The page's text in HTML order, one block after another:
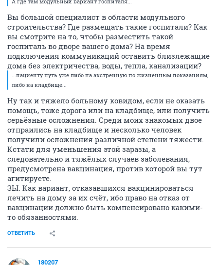
Вы большой специалист в области модульного
строительства? Где размещать такие госпитали? Как
вы смотрите на то, чтобы разместить такой
госпиталь во дворе вашего дома? На время
подключения коммуникаций оставить близлежащие
дома без электричества, воды, тепла, канализации?
...пациенту путь уже либо на экстренную по жизненным показаниям,
либо на кладбище...
Ну так и тяжело больному ковидом, если не оказать
помощь, тоже дорога или на кладбище, или получить
серьёзные осложнения. Среди моих знакомых двое
отпраились на кладбище и несколько человек
получили осложнения различной степени тяжести.
Кстати для уменьшения этой заразы, а
следовательно и тяжёлых случаев заболевания,
предусмотрена вакцинация, против которой вы тут
агитируете.
ЗЫ. Как вариант, отказавшихся вакцинироваться
лечить на дому за их счёт, ибо право на отказ от
вакцинации должно быть компенсировано какими-
то обязанностями.
ОТВЕТИТЬ
180207